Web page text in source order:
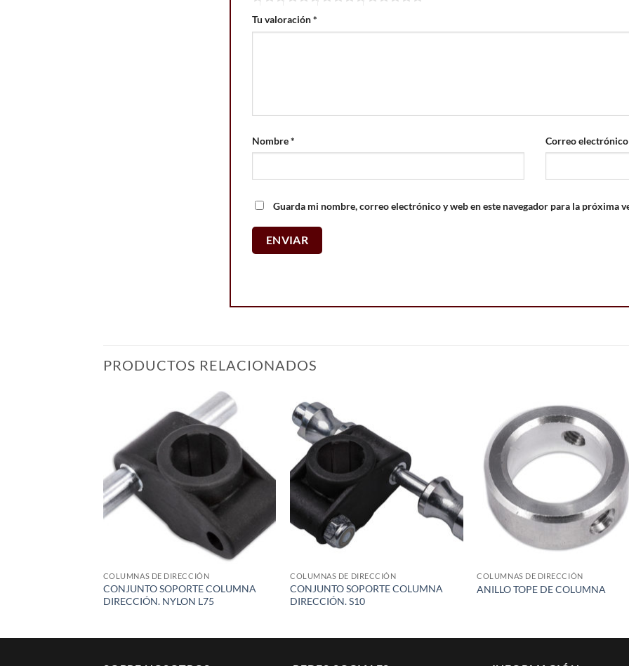
Tu valoración*
Nombre* Correo
Guarda mi nombre, correo electrónico y web en este navegador para la próxima
PRODUCTOS RELACIONADOS
COLUMNAS DE DIRECCIÓN
CONJUNTO SOPORTE COLUMNA
DIRECCIÓN. NYLON L75
COLUMNAS DE DIRECCIÓN
CONJUNTO SOPORTE COLUMNA
DIRECCIÓN. S10
COLUMNAS DE DIRECCIÓN
ANILLO TOPE DE COLUMNA